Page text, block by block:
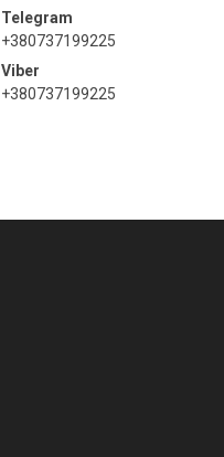
+380737199225
+380737199225